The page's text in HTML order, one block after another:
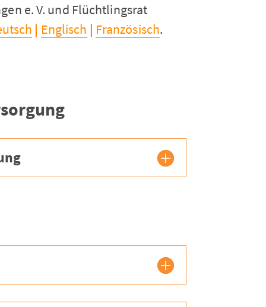
e. V. und Flüchtlingsrat
| Englisch | Französisch.